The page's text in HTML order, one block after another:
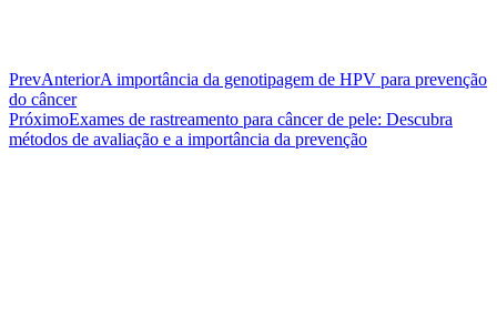
PrevAnteriorA importância da genotipagem de HPV para prevenção
do câncer
PróximoExames de rastreamento para câncer de pele: Descubra
métodos de avaliação e a importância da prevenção